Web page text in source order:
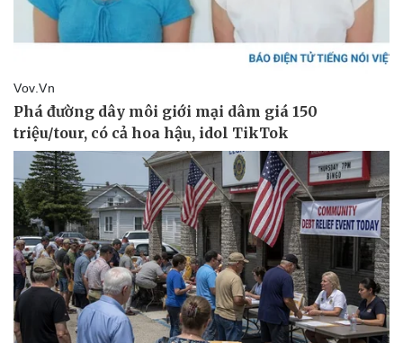
Pháp luật
Vụ án
Tin nóng
Tư vấn luật
Quân sự - Quốc phòng
Vũ khí
Việt Nam
Phân tích